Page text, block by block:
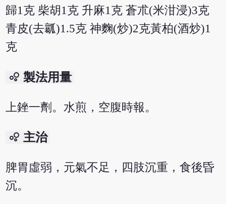
歸1克 柴胡1克 升麻1克 蒼朮(米泔浸)3克
青皮(去瓤)1.5克 神麴(炒)2克黃柏(酒炒)1
克
bubble_chart 製法用量
上銼一劑。水煎，空腹時報。
bubble_chart 主治
脾胃虛弱，元氣不足，四肢沉重，食後昏
沉。